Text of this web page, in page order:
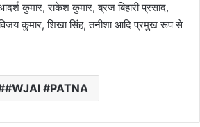
कुमार, राकेश कुमार, ब्रज बिहारी प्रसाद,
कुमार, शिखा सिंह, तनीशा आदि प्रमुख रूप से
#WJAI #PATNA